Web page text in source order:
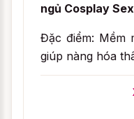
ngủ Cosplay
Đặc điểm: Mềm
giúp nàng hóa